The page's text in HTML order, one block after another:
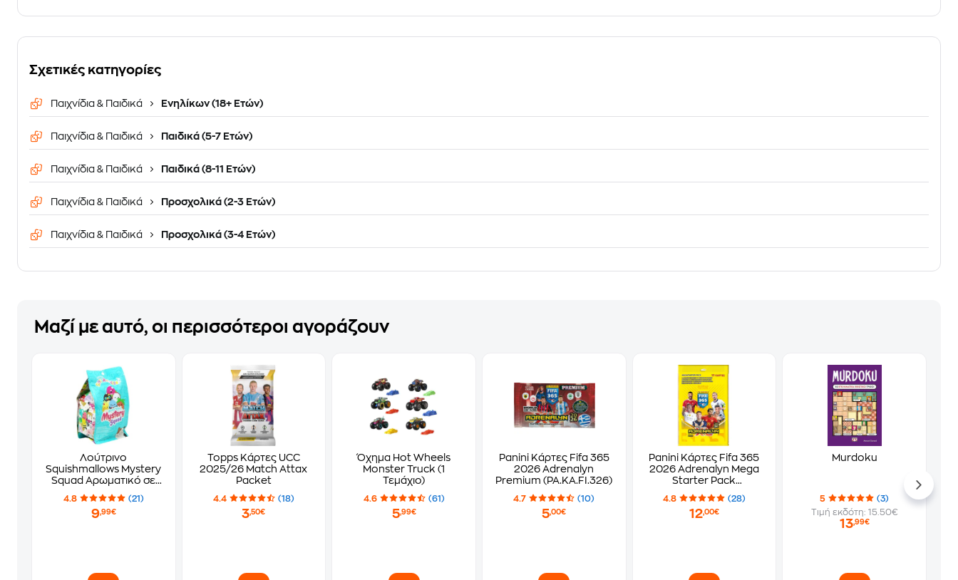
Σχετικές κατηγορίες
Παιχνίδια & Παιδικά Ενηλίκων (18+ Ετών)
Παιχνίδια & Παιδικά Παιδικά (5-7 Ετών)
Παιχνίδια & Παιδικά Παιδικά (8-11 Ετών)
Παιχνίδια & Παιδικά Προσχολικά (2-3 Ετών)
Παιχνίδια & Παιδικά Προσχολικά (3-4 Ετών)
Μαζί με αυτό, οι περισσότεροι αγοράζουν
Λούτρινο
Squishmallows Mystery
Squad Αρωματικό σε
6 Σχέδια (13cm) - Τυχαία
Επιλογή Σχεδίου
4.8 (21)
9,99€
Topps Κάρτες UCC
2025/26 Match Attax
Packet
4.4 (18)
3,50€
Όχημα Hot Wheels
Monster Truck (1
Τεμάχιο)
4.6 (61)
5,99€
Panini Κάρτες Fifa 365
2026 Adrenalyn
Premium (PA.KA.FI.326)
4.7 (10)
5,00€
Panini Κάρτες Fifa 365
2026 Adrenalyn Mega
Starter Pack
4.8 (28)
12,00€
Murdoku
5
(3)
Τιμή εκδότη: 15.50€
13,99€